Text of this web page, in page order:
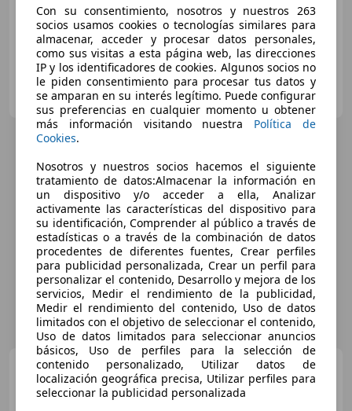
05/2026 5 km Eléctrico 155 kW (211 CV)
AUTOMOVILES CERVERA MADRID
ES-28729 Venturada
Jeep CompasseHybrid 1.5
MHEV 130HP North Star DCT
Con su consentimiento, nosotros y nuestros 263
socios usamos cookies o tecnologías similares para
almacenar, acceder y procesar datos personales,
como sus visitas a esta página web, las direcciones
IP y los identificadores de cookies. Algunos socios no
le piden consentimiento para procesar tus datos y
se amparan en su interés legítimo. Puede configurar
sus preferencias en cualquier momento u obtener
más información visitando nuestra Política de
Cookies.
Nosotros y nuestros socios hacemos el siguiente
tratamiento de datos:Almacenar la información en
un dispositivo y/o acceder a ella, Analizar
activamente las características del dispositivo para
su identificación, Comprender al público a través de
estadísticas o a través de la combinación de datos
procedentes de diferentes fuentes, Crear perfiles
para publicidad personalizada, Crear un perfil para
personalizar el contenido, Desarrollo y mejora de los
servicios, Medir el rendimiento de la publicidad,
Medir el rendimiento del contenido, Uso de datos
limitados con el objetivo de seleccionar el contenido,
Uso de datos limitados para seleccionar anuncios
básicos, Uso de perfiles para la selección de
contenido personalizado, Utilizar datos de
localización geográfica precisa, Utilizar perfiles para
seleccionar la publicidad personalizada